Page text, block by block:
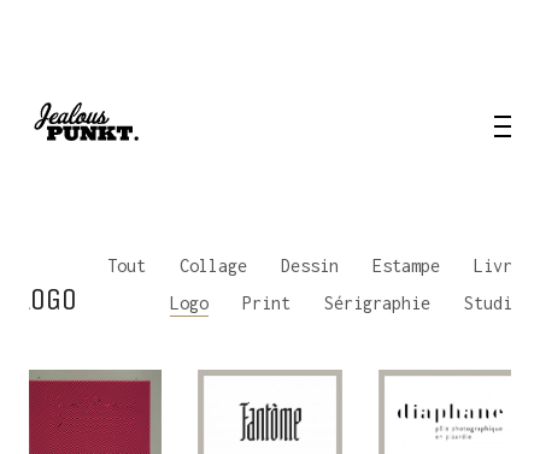
LOGO
Tout Collage Dessin Estampe
Livre
Logo
Print Sérigraphie Studio